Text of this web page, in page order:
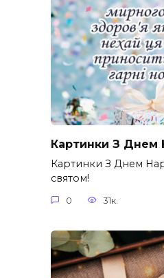
Картинки З Днем
Картинки З Днем
святом!
0 31к.